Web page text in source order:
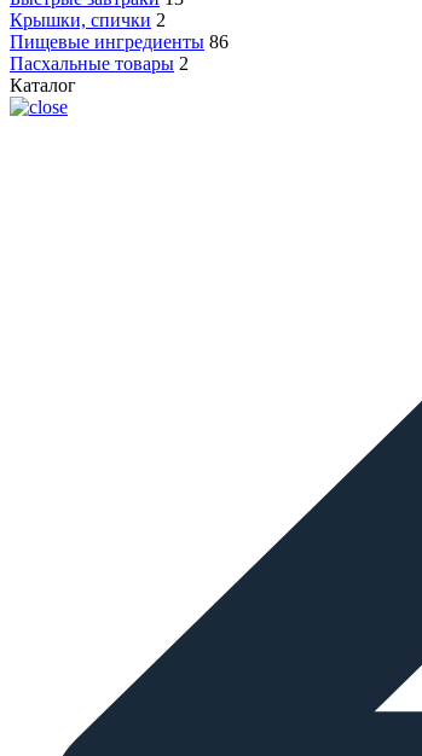
Крышки, спички 2
Пищевые ингредиенты 86
Пасхальные товары 2
Каталог